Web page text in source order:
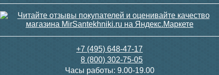
+7 (495) 648-47-17
8 (800) 302-75-05
Часы работы: 9.00-19.00